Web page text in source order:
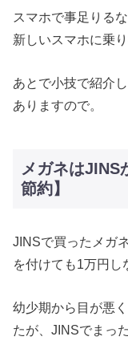
スマホで事足りる
新しいスマホに乗
あとで小技で紹介
ありますので。
メガネはJINS
節約】
JINSで買ったメガ
を付けても1万円し
幼少期から目が悪
たが、JINSでまっ